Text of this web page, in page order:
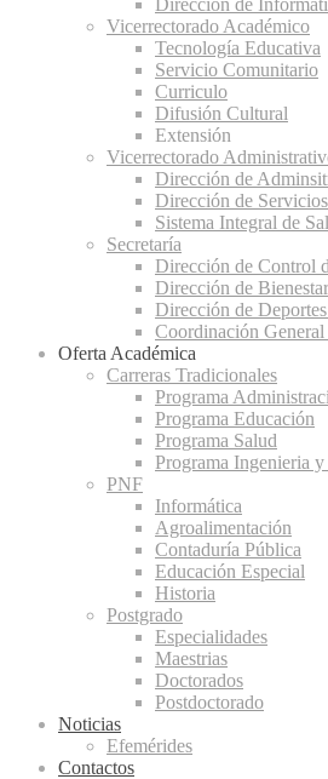
Dirección de
Vicerrectorado Académico
Tecnología Educativa
Servicio Comunitario
Curriculo
Difusión Cultural
Extensión
Vicerrectorado
Dirección de
Dirección de
Sistema Integral de
Secretaría
Dirección de Control
Dirección de
Dirección de
Coordinación
Oferta Académica
Carreras Tradicionales
Programa
Programa Educación
Programa Salud
Programa Ingenieria
PNF
Informática
Agroalimentación
Contaduría Pública
Educación Especial
Historia
Postgrado
Especialidades
Maestrias
Doctorados
Postdoctorado
Noticias
Efemérides
Contactos